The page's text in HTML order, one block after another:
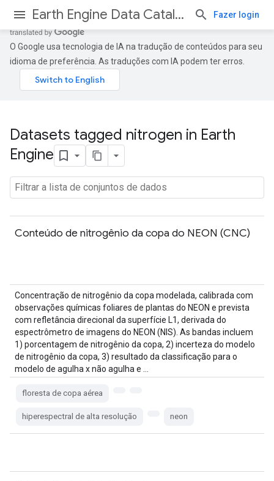
Earth Engine Data Catalog Fazer login
O Google usa tecnologia de IA na tradução de conteúdos para seu
idioma de preferência. As traduções com IA podem ter erros.
Datasets tagged nitrogen in Earth
Engine
Conteúdo de nitrogênio da copa do NEON (CNC)
Concentração de nitrogênio da copa modelada, calibrada com
observações químicas foliares de plantas do NEON e prevista
com refletância direcional da superfície L1, derivada do
espectrômetro de imagens do NEON (NIS). As bandas incluem
1) porcentagem de nitrogênio da copa, 2) incerteza do modelo
de nitrogênio da copa, 3) resultado da classificação para o
modelo de agulha x não agulha e …
floresta de copa aérea
hiperespectral de alta resolução neon